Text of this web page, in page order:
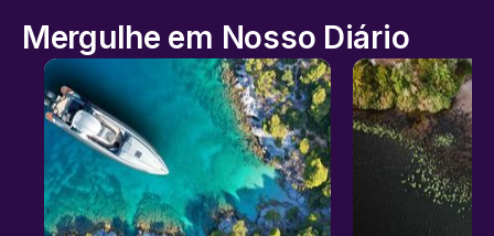
Mergulhe em Nosso Diário